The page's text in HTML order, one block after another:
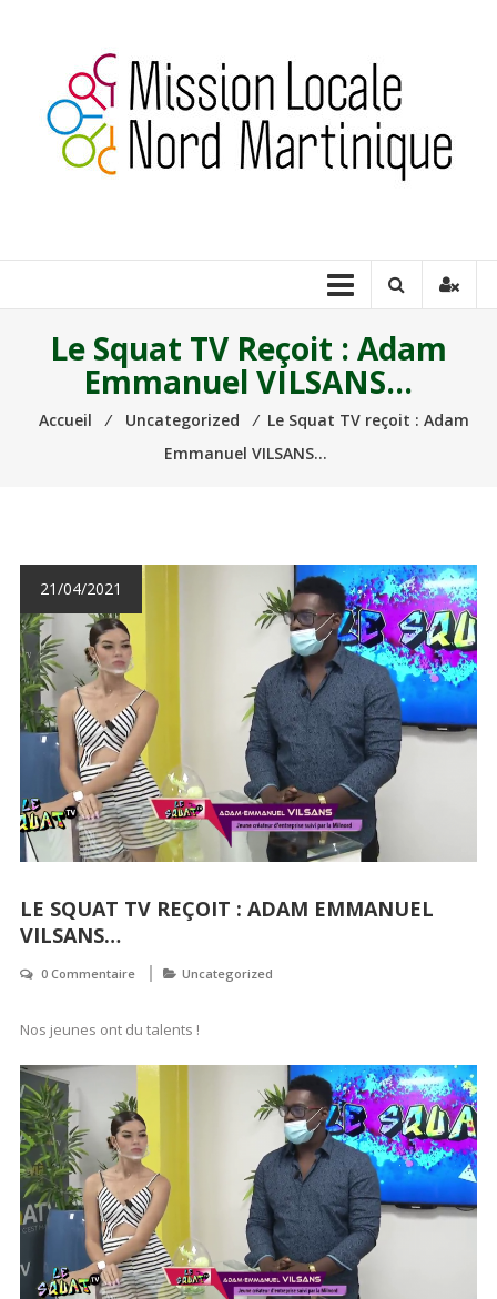
ensemble
place
tous
Le Squat TV Reçoit : Adam
Emmanuel VILSANS…
Accueil ⁄ Uncategorized ⁄ Le Squat TV reçoit : Adam
Emmanuel VILSANS…
21/04/2021
LE SQUAT TV REÇOIT : ADAM EMMANUEL
VILSANS…
0 Commentaire Uncategorized
Nos jeunes ont du talents !